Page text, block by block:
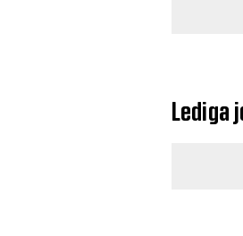
Lediga